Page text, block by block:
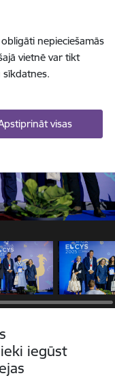
nepieciešamās
vietnē var tikt
visas
iegūst